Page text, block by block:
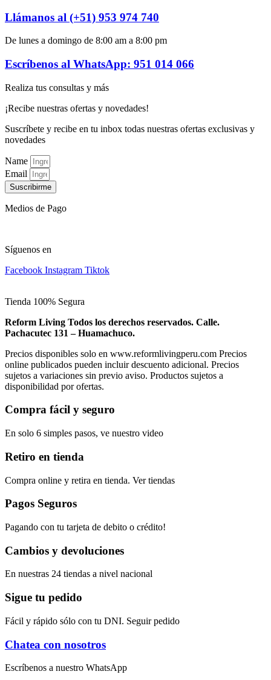
Llámanos al (+51) 953 974 740
De lunes a domingo de 8:00 am a 8:00 pm
Escríbenos al WhatsApp: 951 014 066
Realiza tus consultas y más
¡Recibe nuestras ofertas y novedades!
Suscríbete y recibe en tu inbox todas nuestras ofertas exclusivas y
novedades
Name
Email
Suscribirme
Medios de Pago
Síguenos en
Facebook Instagram Tiktok
Tienda 100% Segura
Reform Living Todos los derechos reservados. Calle.
Pachacutec 131 – Huamachuco.
Precios disponibles solo en www.reformlivingperu.com Precios
online publicados pueden incluir descuento adicional. Precios
sujetos a variaciones sin previo aviso. Productos sujetos a
disponibilidad por ofertas.
Compra fácil y seguro
En solo 6 simples pasos, ve nuestro video
Retiro en tienda
Compra online y retira en tienda. Ver tiendas
Pagos Seguros
Pagando con tu tarjeta de debito o crédito!
Cambios y devoluciones
En nuestras 24 tiendas a nivel nacional
Sigue tu pedido
Fácil y rápido sólo con tu DNI. Seguir pedido
Chatea con nosotros
Escríbenos a nuestro WhatsApp